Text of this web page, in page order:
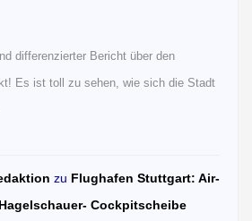
differenzierter Bericht über den
Es ist toll zu sehen, wie sich die Stadt
zu Flughafen Stuttgart: Air-
Cockpitscheibe